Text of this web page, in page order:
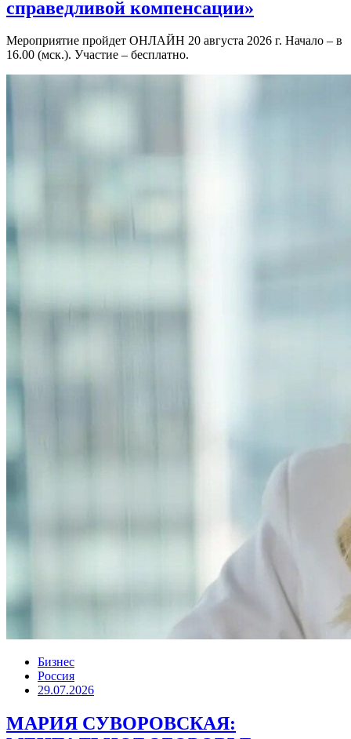
справедливой компенсации»
Мероприятие пройдет ОНЛАЙН 20 августа 2026 г. Начало – в
16.00 (мск.). Участие – бесплатно.
Бизнес
Россия
29.07.2026
МАРИЯ СУВОРОВСКАЯ: